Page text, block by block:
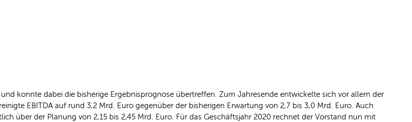
konnte dabei die bisherige Ergebnisprognose übertreffen. Zum Jahresende entwickelte sich vor allem der
EBITDA auf rund 3,2 Mrd. Euro gegenüber der bisherigen Erwartung von 2,7 bis 3,0 Mrd. Euro. Auch
über der Planung von 2,15 bis 2,45 Mrd. Euro. Für das Geschäftsjahr 2020 rechnet der Vorstand nun mit